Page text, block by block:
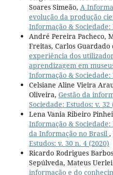
Soares Simeão, A
evolução da produção
Informação & Sociedade:
André Pereira Pacheco,
Freitas, Carlos Guardado
experiência dos
aprendizagem em
Informação & Sociedade:
Celsiane Aline Vieira
Oliveira, Gestão da
Sociedade: Estudos: v. 32
Lena Vania Ribeiro
Informação & Sociedade:
da Informação no Brasil ,
Estudos: v. 30 n. 4 (2020)
Ricardo Rodrigues
Sepúlveda, Mateus
informação e do